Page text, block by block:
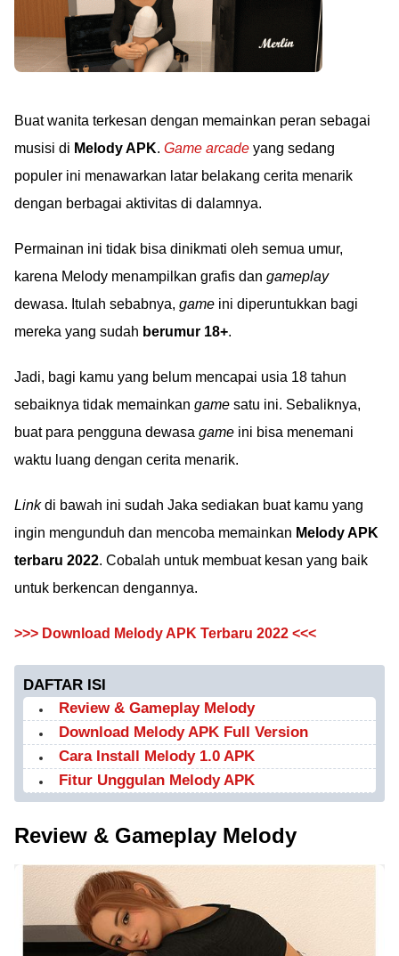
Buat wanita terkesan dengan memainkan peran sebagai
musisi di Melody APK. Game arcade yang sedang
populer ini menawarkan latar belakang cerita menarik
dengan berbagai aktivitas di dalamnya.
Permainan ini tidak bisa dinikmati oleh semua umur,
karena Melody menampilkan grafis dan gameplay
dewasa. Itulah sebabnya, game ini diperuntukkan bagi
mereka yang sudah berumur 18+.
Jadi, bagi kamu yang belum mencapai usia 18 tahun
sebaiknya tidak memainkan game satu ini. Sebaliknya,
buat para pengguna dewasa game ini bisa menemani
waktu luang dengan cerita menarik.
Linkdi bawah ini sudah Jaka sediakan buat kamu yang
ingin mengunduh dan mencoba memainkan Melody APK
terbaru 2022. Cobalah untuk membuat kesan yang baik
untuk berkencan dengannya.
>>> Download Melody APK Terbaru 2022 <<<
DAFTAR ISI
Review & Gameplay Melody
Download Melody APK Full Version
Cara Install Melody 1.0 APK
Fitur Unggulan Melody APK
Review & Gameplay Melody